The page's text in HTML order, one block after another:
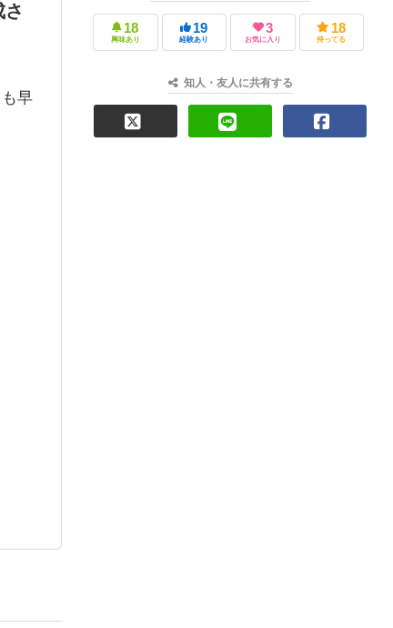
早
18
興味あり
19
経験あり
3
お気に入り
18
持ってる
知人・友人に共有する